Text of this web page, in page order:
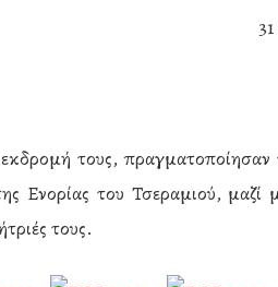
εκδρομή τους,
Ενορίας του Τσεραμιού,
τους.